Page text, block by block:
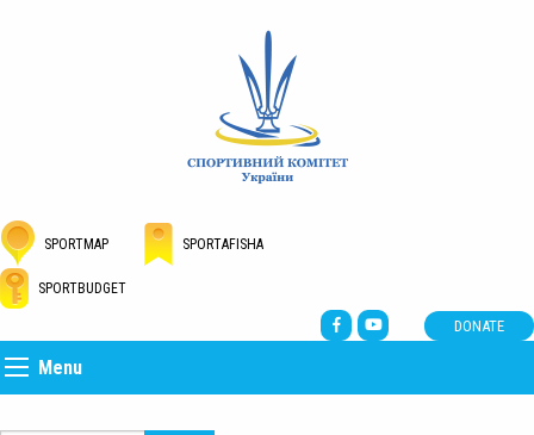
SPORTMAP SPORTAFISHA
SPORTBUDGET
DONATE
Menu